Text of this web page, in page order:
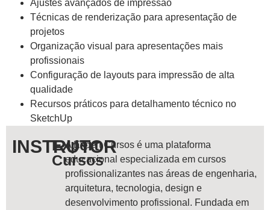
Ajustes avançados de impressão
Técnicas de renderização para apresentação de
projetos
Organização visual para apresentações mais
profissionais
Configuração de layouts para impressão de alta
qualidade
Recursos práticos para detalhamento técnico no
SketchUp
INSTRUTOR
Expert
Cursos
A Expert Cursos é uma plataforma
educacional especializada em cursos
profissionalizantes nas áreas de engenharia,
arquitetura, tecnologia, design e
desenvolvimento profissional. Fundada em